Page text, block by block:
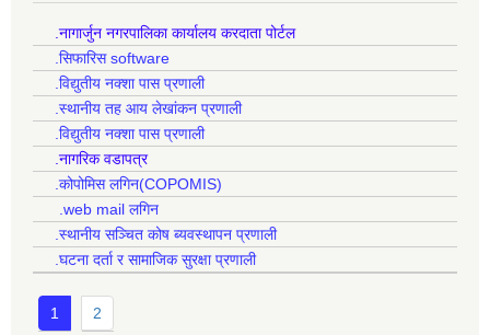
.नागार्जुन नगरपालिका कार्यालय करदाता पोर्टल
.सिफारिस software
.विद्युतीय नक्शा पास प्रणाली
.स्थानीय तह आय लेखांकन प्रणाली
.विद्युतीय नक्शा पास प्रणाली
.नागरिक वडापत्र
.कोपोमिस लगिन(COPOMIS)
.web mail लगिन
.स्थानीय सञ्चित कोष ब्यवस्थापन प्रणाली
.घटना दर्ता र सामाजिक सुरक्षा प्रणाली
1 2